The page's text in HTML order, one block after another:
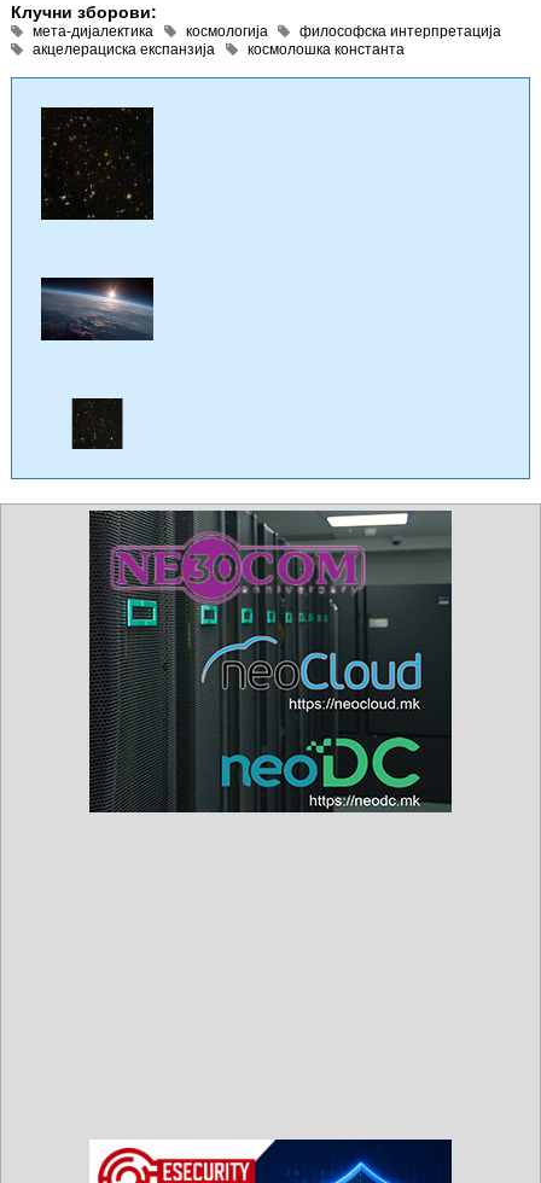
Клучни зборови:
мета-дијалектика космологија
философска интерпретација
акцелерациска експанзија
космолошка константа